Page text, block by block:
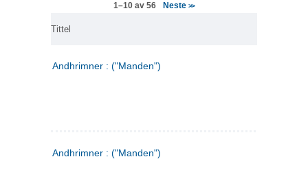
1–10 av 56 Neste>>
Tittel
Andhrimner : ("Manden")
Andhrimner : ("Manden")